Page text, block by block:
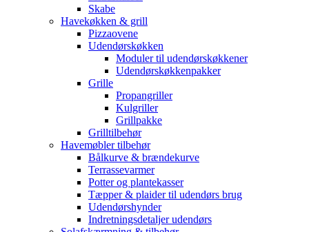
Skabe
Havekøkken & grill
Pizzaovene
Udendørskøkken
Moduler til udendørskøkkener
Udendørskøkkenpakker
Grille
Propangriller
Kulgriller
Grillpakke
Grilltilbehør
Havemøbler tilbehør
Bålkurve & brændekurve
Terrassevarmer
Potter og plantekasser
Tæpper & plaider til udendørs brug
Udendørshynder
Indretningsdetaljer udendørs